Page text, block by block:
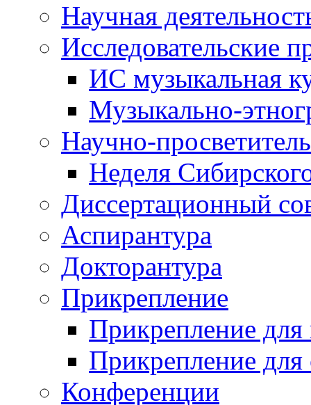
Научная
Исследовательские
ИС музыкальная
Музыкально-
Научно-
Неделя
Диссертационный
Аспирантура
Докторантура
Прикрепление
Прикрепление для
Прикрепление для
Конференции